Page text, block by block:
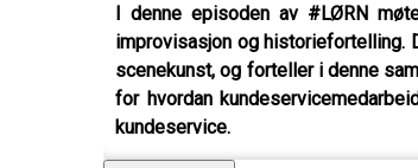
I denne episoden av #LØRN
improvisasjon og historiefortelling.
scenekunst, og forteller i denne
for hvordan
kundeservice.